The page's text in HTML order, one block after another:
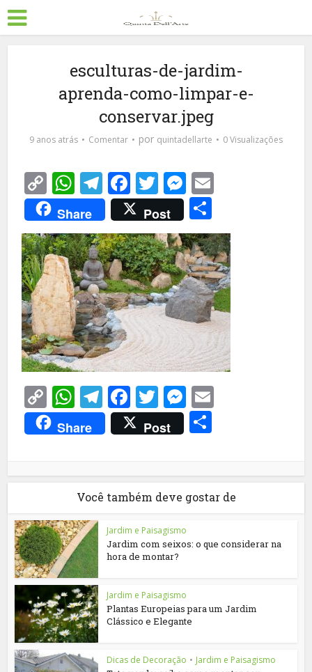
esculturas-de-jardim-
aprenda-como-limpar-e-
conservar.jpeg
9 anos atrás Comentar por quintadellarte 0 Visualizações
Copy
Link
WhatsApp
Telegram
Facebook
TwitterMessenger
Share Post
Copy
Link
WhatsApp
Telegram
Facebook
TwitterMessenger
Share Post
Você também deve gostar de
Jardim e Paisagismo
Jardim com seixos: o que considerar na
hora de montar?
Jardim e Paisagismo
Plantas Europeias para um Jardim
Clássico e Elegante
Dicas de Decoração • Jardim e Paisagismo